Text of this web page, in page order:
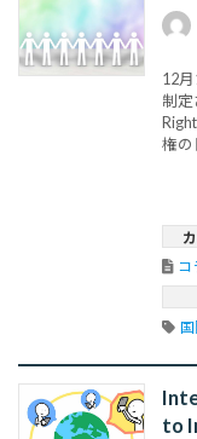
12
制
権の
12
月
会
て、
コ
to